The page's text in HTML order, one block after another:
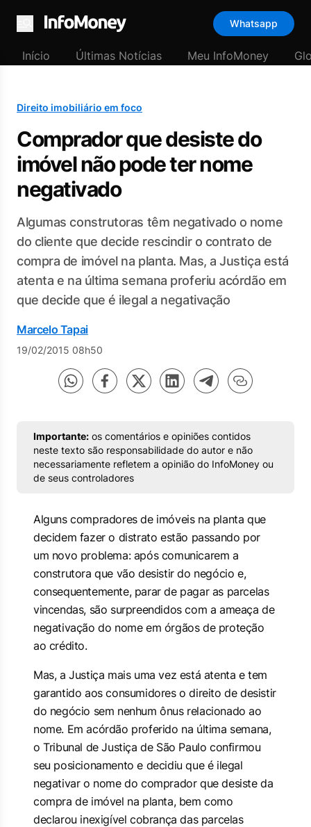
Menu
Whatsapp
Início Últimas Notícias Meu InfoMoney
Direito imobiliário em foco
Comprador que desiste do
imóvel não pode ter nome
negativado
Algumas construtoras têm negativado o nome
do cliente que decide rescindir o contrato de
compra de imóvel na planta. Mas, a Justiça está
atenta e na última semana proferiu acórdão em
que decide que é ilegal a negativação
Marcelo Tapai
19/02/2015 08h50
Importante: os comentários e opiniões contidos
neste texto são responsabilidade do autor e não
necessariamente refletem a opinião do InfoMoney ou
de seus controladores
Alguns compradores de imóveis na planta que
decidem fazer o distrato estão passando por
um novo problema: após comunicarem a
construtora que vão desistir do negócio e,
consequentemente, parar de pagar as parcelas
vincendas, são surpreendidos com a ameaça de
negativação do nome em órgãos de proteção
ao crédito.
Mas, a Justiça mais uma vez está atenta e tem
garantido aos consumidores o direito de desistir
do negócio sem nenhum ônus relacionado ao
nome. Em acórdão proferido na última semana,
o Tribunal de Justiça de São Paulo confirmou
seu posicionamento e decidiu que é ilegal
negativar o nome do comprador que desiste da
compra de imóvel na planta, bem como
declarou inexigível cobrança das parcelas